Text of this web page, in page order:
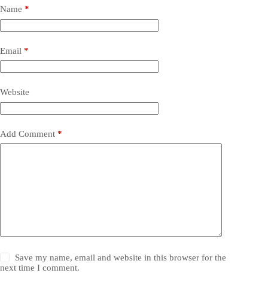
Name *
Email *
Website
Add Comment *
Save my name, email and website in this browser for the
next time I comment.